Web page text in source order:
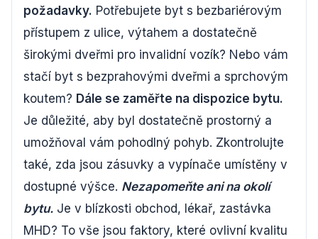
požadavky. Potřebujete byt s bezbariérovým
přístupem z ulice, výtahem a dostatečně
širokými dveřmi pro invalidní vozík? Nebo vám
stačí byt s bezprahovými dveřmi a sprchovým
koutem? Dále se zaměřte na dispozice bytu.
Je důležité, aby byl dostatečně prostorný a
umožňoval vám pohodlný pohyb. Zkontrolujte
také, zda jsou zásuvky a vypínače umístěny v
dostupné výšce. Nezapomeňte ani na okolí
bytu. Je v blízkosti obchod, lékař, zastávka
MHD? To vše jsou faktory, které ovlivní kvalitu